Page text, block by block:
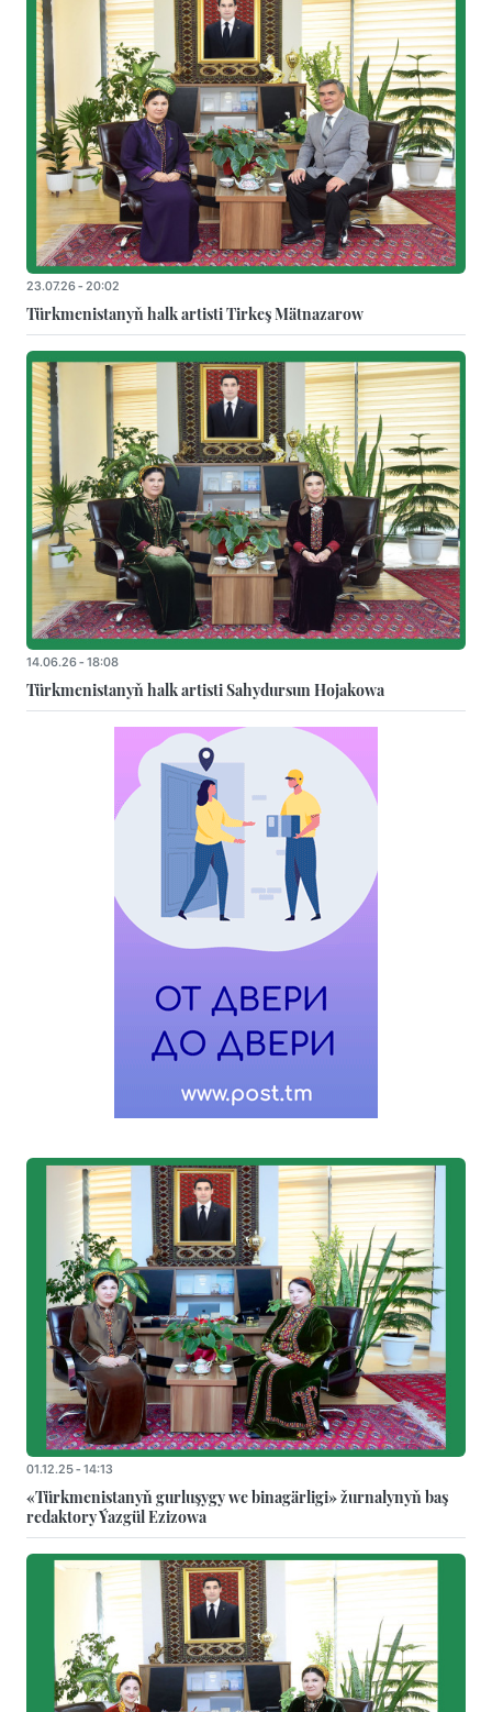
23.07.26 - 20:02
Türkmenistanyň halk artisti Tirkeş Mätnazarow
14.06.26 - 18:08
Türkmenistanyň halk artisti Sahydursun Hojakowa
01.12.25 - 14:13
«Türkmenistanyň gurluşygy we binagärligi» žurnalynyň baş
redaktory Ýazgül Ezizowa